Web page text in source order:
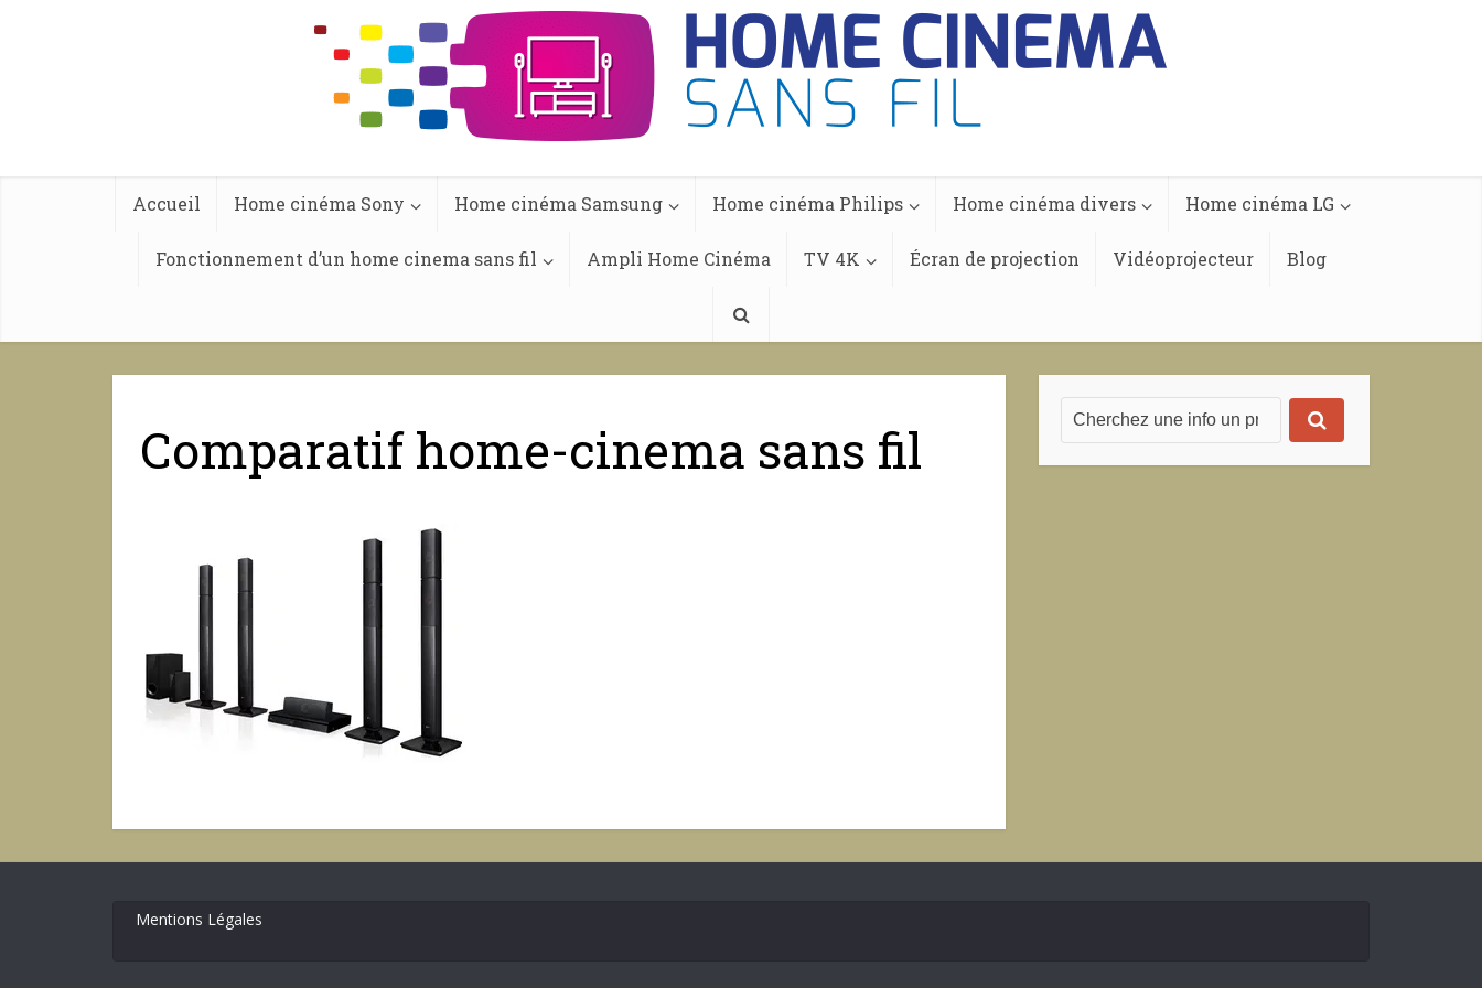
Accueil Home cinéma Sony Home cinéma Samsung Home cinéma Philips Home cinéma divers Home cinéma LG
Fonctionnement d’un home cinema sans fil Ampli Home Cinéma TV 4K Écran de projection Vidéoprojecteur Blog
Comparatif home-cinema sans fil
Mentions Légales